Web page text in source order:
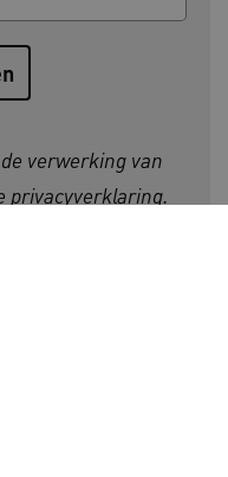
verwerking van
privacyverklaring.
Inc.